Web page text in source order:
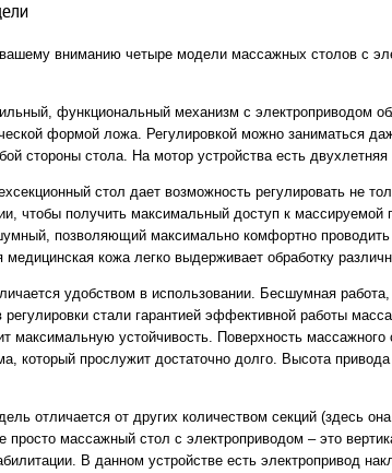
вниманию четыре модели массажных столов с
функциональный механизм с электроприводом
формой ложа. Регулировкой можно заниматься
стороны стола. На мотор устройства есть двухлетняя
стол дает возможность регулировать не
чтобы получить максимальный доступ к массируемой
позволяющий максимально комфортно
медицинская кожа легко выдерживает обработку
удобством в использовании. Бесшумная
регулировки стали гарантией эффективной работы
максимальную устойчивость. Поверхность
который прослужит достаточно долго. Высота
отличается от других количеством секций (здесь
просто массажный стол с электроприводом – это
В данном устройстве есть электропривод